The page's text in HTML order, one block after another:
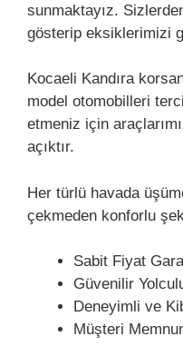
sunmaktayız.
gösterip eksiklerimizi
Kocaeli Kandıra
model otomobilleri
etmeniz için
açıktır.
Her türlü havada
çekmeden konforlu
Sabit Fiyat
Güvenilir
Deneyimli ve
Müşteri